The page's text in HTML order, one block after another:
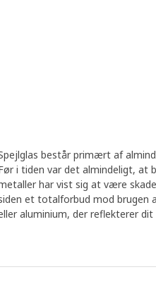
består primært af
i tiden var det almindeligt, at
har vist sig at være
et totalforbud mod brugen
aluminium, der reflekterer dit